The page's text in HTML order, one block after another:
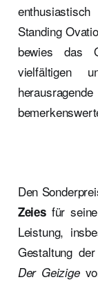
Standing
bewies das
vielfältigen
Den
Zeiesfür seine
Leistung,
Gestaltung
Der Geizige